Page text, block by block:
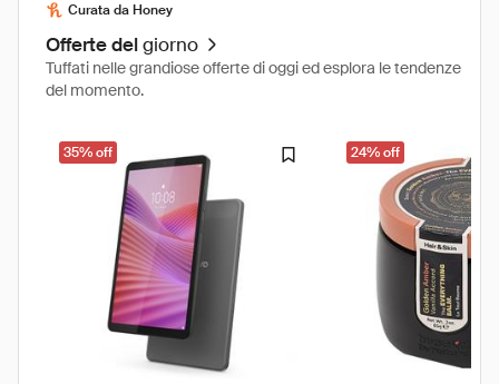
Curata da Honey
Offerte delgiorno
Tuffati nelle grandiose offerte di oggi ed esplora le tendenze
del momento.
35% off 24% off